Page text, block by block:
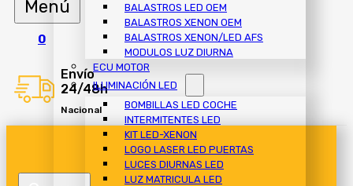
BALASTROS LED OEM
BALASTROS XENON OEM
BALASTROS XENON/LED AFS
MODULOS LUZ DIURNA
ECU MOTOR
ILUMINACIÓN LED
BOMBILLAS LED COCHE
INTERMITENTES LED
KIT LED-XENON
LOGO LASER LED PUERTAS
LUCES DIURNAS LED
LUZ MATRICULA LED
0
Envío
24/48h
Nacional